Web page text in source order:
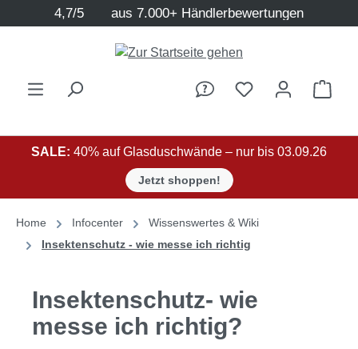
Zum Hauptinhalt springen
4,7/5 aus 7.000+ Händlerbewertungen
SALE: 40% auf Glasduschwände – nur bis 03.09.26
Jetzt shoppen!
Home Infocenter
Wissenswertes & Wiki
Insektenschutz - wie messe ich richtig
Insektenschutz- wie
messe ich richtig?